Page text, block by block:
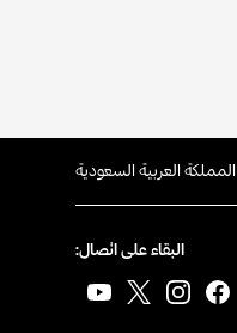
المملكة العربية السعودية
البقاء على اتصال: